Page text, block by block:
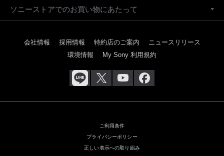
ソニーストアでのお買い物にあたって
会社情報 採用情報 特約店のご案内
ニュースリリース
環境情報
My Sony 利用規約
ご利用条件
プライバシーポリシー
正しい表示への取り組み